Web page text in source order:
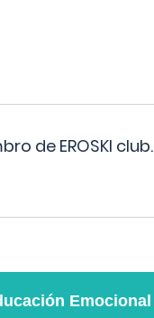
de EROSKI club.
Emocional